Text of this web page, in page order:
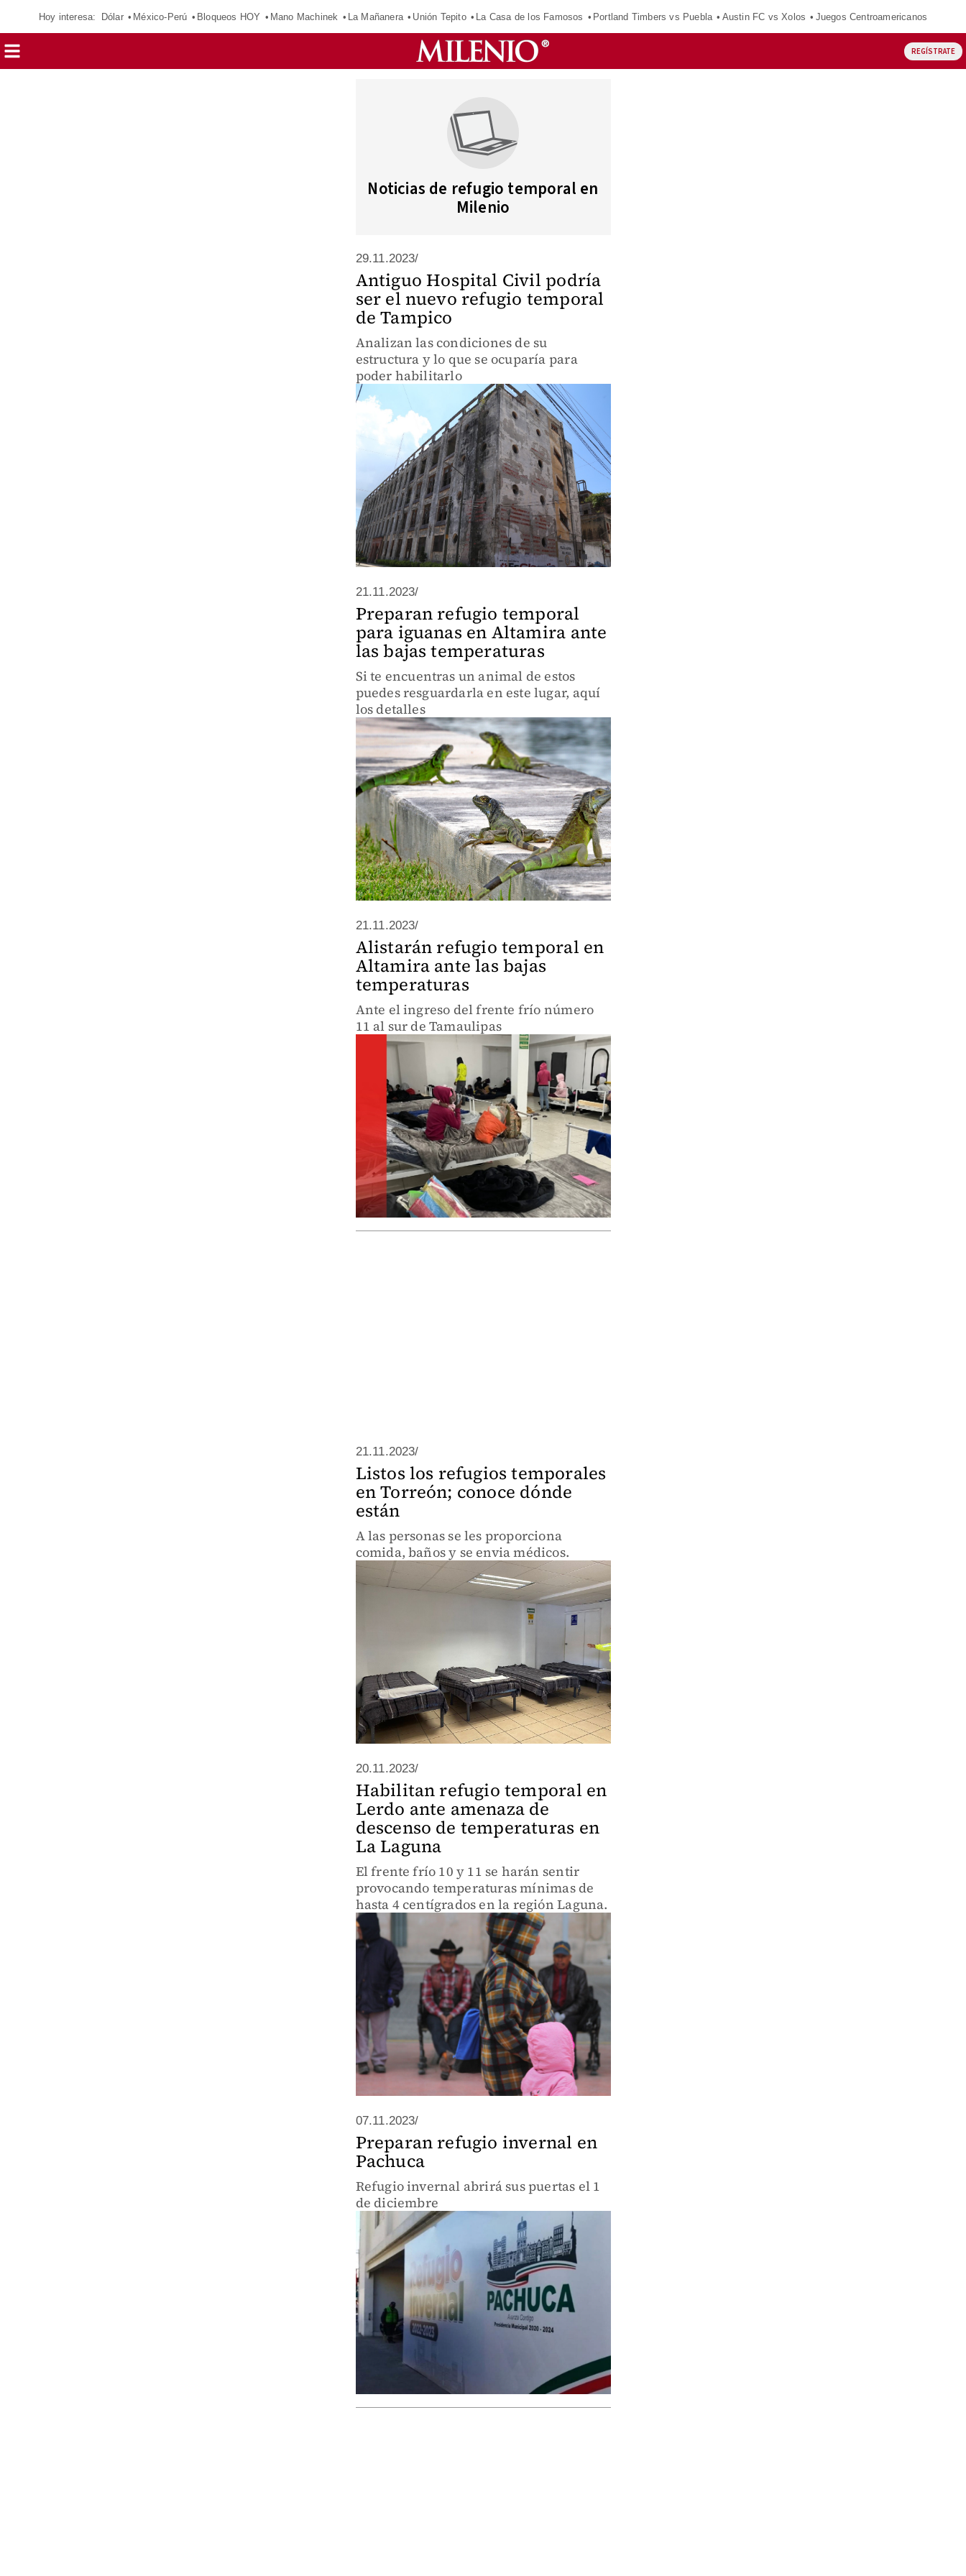
Hoy interesa: Dólar México-Perú Bloqueos HOY Mano Machinek La Mañanera Unión Tepito La Casa de los Famosos Portland Timbers vs Puebla Austin FC vs Xolos Juegos Centroamericanos
REGÍSTRATE
Noticias de refugio temporal en
Milenio
29.11.2023/
Antiguo Hospital Civil podría
ser el nuevo refugio temporal
de Tampico
Analizan las condiciones de su
estructura y lo que se ocuparía para
poder habilitarlo
21.11.2023/
Preparan refugio temporal
para iguanas en Altamira ante
las bajas temperaturas
Si te encuentras un animal de estos
puedes resguardarla en este lugar, aquí
los detalles
21.11.2023/
Alistarán refugio temporal en
Altamira ante las bajas
temperaturas
Ante el ingreso del frente frío número
11 al sur de Tamaulipas
21.11.2023/
Listos los refugios temporales
en Torreón; conoce dónde
están
A las personas se les proporciona
comida, baños y se envia médicos.
20.11.2023/
Habilitan refugio temporal en
Lerdo ante amenaza de
descenso de temperaturas en
La Laguna
El frente frío 10 y 11 se harán sentir
provocando temperaturas mínimas de
hasta 4 centígrados en la región Laguna.
07.11.2023/
Preparan refugio invernal en
Pachuca
Refugio invernal abrirá sus puertas el 1
de diciembre